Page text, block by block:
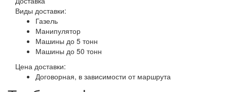
Виды доставки:
Газель
Манипулятор
Машины до 5 тонн
Машины до 50 тонн
Цена доставки:
Договорная, в зависимости от маршрута